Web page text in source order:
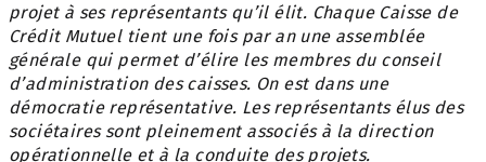
projet à ses représentants qu’il élit. Chaque Caisse de
Crédit Mutuel tient une fois par an une assemblée
générale qui permet d’élire les membres du conseil
d’administration des caisses. On est dans une
démocratie représentative. Les représentants élus des
sociétaires sont pleinement associés à la direction
opérationnelle et à la conduite des projets.